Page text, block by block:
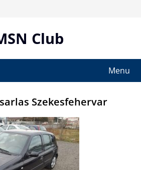
Club
Menu
Szekesfehervar